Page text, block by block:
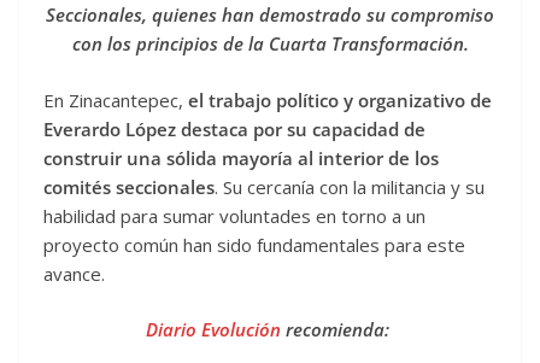
Seccionales, quienes han demostrado su compromiso
con los principios de la Cuarta Transformación.
En Zinacantepec, el trabajo político y organizativo de
Everardo López destaca por su capacidad de
construir una sólida mayoría al interior de los
comités seccionales. Su cercanía con la militancia y su
habilidad para sumar voluntades en torno a un
proyecto común han sido fundamentales para este
avance.
Diario Evolución recomienda: